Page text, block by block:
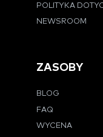
POLITYKA
NEWSROOM
ZASOBY
BLOG
FAQ
WYCENA